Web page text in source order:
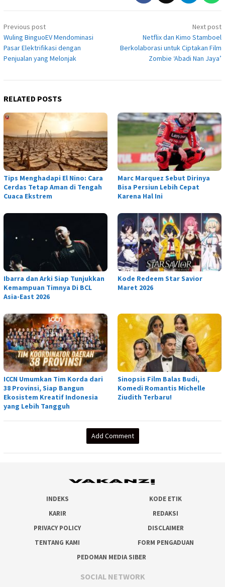
Post
navigation
Previous post
Wuling BinguoEV Mendominasi
Pasar Elektrifikasi dengan
Penjualan yang Melonjak
Next post
Netflix dan Kimo Stamboel
Berkolaborasi untuk Ciptakan Film
Zombie ‘Abadi Nan Jaya’
RELATED POSTS
Tips Menghadapi El Nino: Cara
Cerdas Tetap Aman di Tengah
Cuaca Ekstrem
Marc Marquez Sebut Dirinya
Bisa Persiun Lebih Cepat
Karena Hal Ini
Ibarra dan Arki Siap Tunjukkan
Kemampuan Timnya Di BCL
Asia-East 2026
Kode Redeem Star Savior
Maret 2026
ICCN Umumkan Tim Korda dari
38 Provinsi, Siap Bangun
Ekosistem Kreatif Indonesia
yang Lebih Tangguh
Sinopsis Film Balas Budi,
Komedi Romantis Michelle
Ziudith Terbaru!
Add Comment
INDEKS
KODE ETIK
KARIR
REDAKSI
PRIVACY POLICY
DISCLAIMER
TENTANG KAMI
FORM PENGADUAN
PEDOMAN MEDIA SIBER
SOCIAL NETWORK